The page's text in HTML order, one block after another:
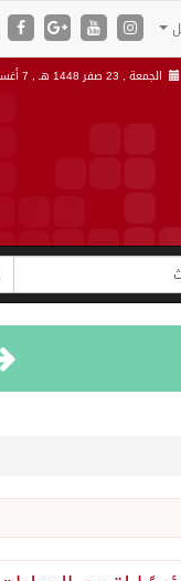
الجمعة , 23 صفر 1448 هـ , 7 أغسطس 2026 م